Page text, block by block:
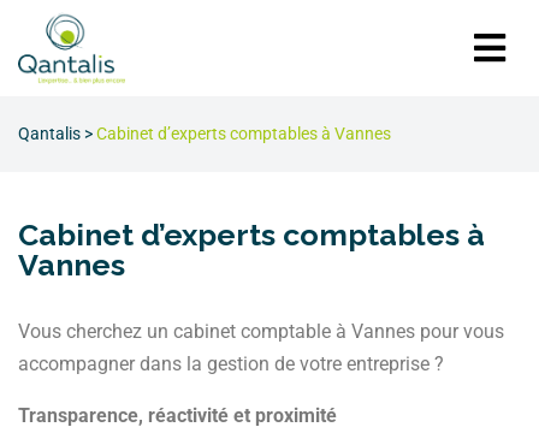
Qantalis >Cabinet d’experts comptables à Vannes
Cabinet d’experts comptables à
Vannes
Vous cherchez un cabinet comptable à Vannes pour vous
accompagner dans la gestion de votre entreprise ?
Transparence, réactivité et proximité